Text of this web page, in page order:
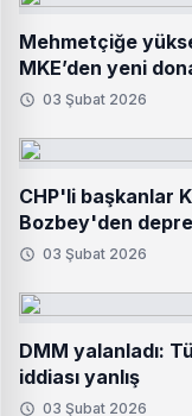
Mehmetçiğe
MKE’den yeni
03 Şubat 2026
CHP'li başkanlar
Bozbey'den
03 Şubat 2026
DMM yalanladı:
iddiası yanlış
03 Şubat 2026